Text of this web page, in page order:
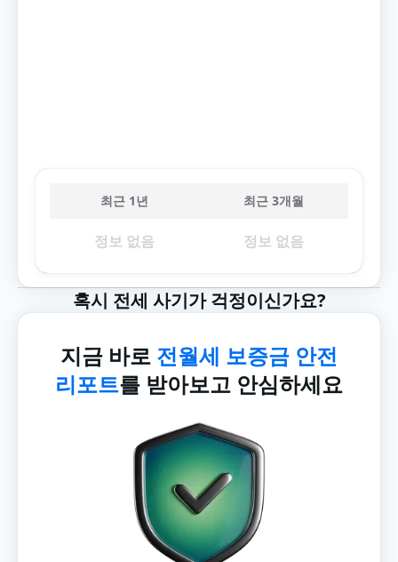
최근 1년 최근 3개월
정보 없음 정보 없음
혹시 전세 사기가 걱정이신가요?
지금 바로 전월세 보증금 안전
리포트를 받아보고 안심하세요